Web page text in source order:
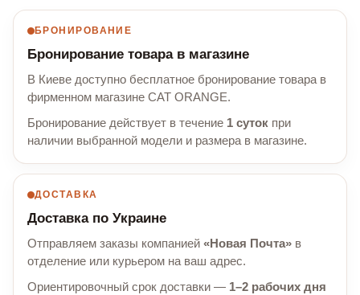
БРОНИРОВАНИЕ
Бронирование товара в магазине
В Киеве доступно бесплатное бронирование товара в
фирменном магазине CAT ORANGE.
Бронирование действует в течение 1 суток при
наличии выбранной модели и размера в магазине.
ДОСТАВКА
Доставка по Украине
Отправляем заказы компанией «Новая Почта» в
отделение или курьером на ваш адрес.
Ориентировочный срок доставки — 1–2 рабочих дня